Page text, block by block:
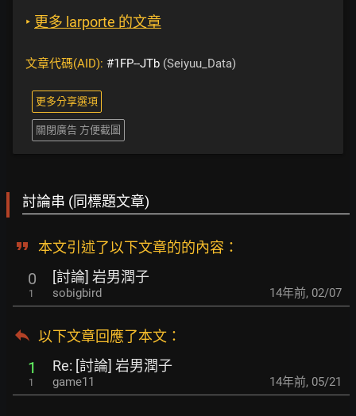
‣ 更多 larporte 的文章
文章代碼(AID): #1FP--JTb (Seiyuu_Data)
更多分享選項
關閉廣告 方便截圖
討論串 (同標題文章)
本文引述了以下文章的的內容：
0
1
[討論] 岩男潤子
sobigbird 14年前, 02/07
以下文章回應了本文 ：
1
1
Re: [討論] 岩男潤子
game11 14年前, 05/21